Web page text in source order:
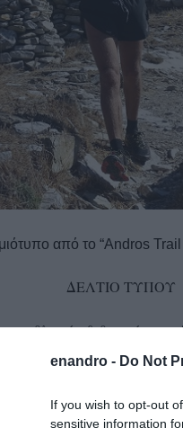
enandro - Do Not
If you wish to opt-out
sensitive information
από το “Andros
ΔΕΛΤΙΟ ΤΥΠΟΥ
αθλητών & θεατών του
Festival έχουν ανοίξει
Ελάτε να
ένα καλοκαιρινό